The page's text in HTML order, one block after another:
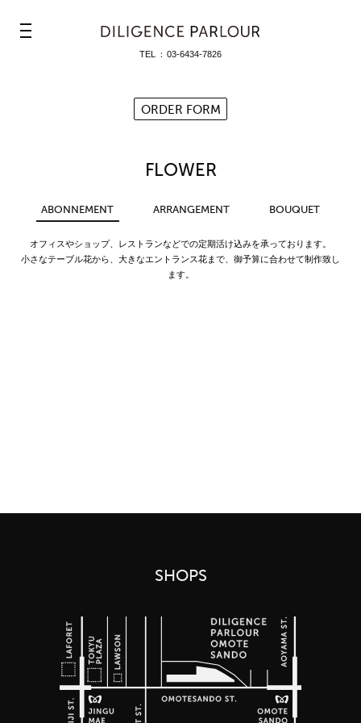
ORDER FORM
TEL 03-6434-7826
FLOWER
ABONNEMENT ARRANGEMENT BOUQUET
オフィスやショップ、レストランなどでの定期活け込みを承っております。
小さなテーブル花から、大きなエントランス花まで、御予算に合わせて制作致し
ます。
SHOPS